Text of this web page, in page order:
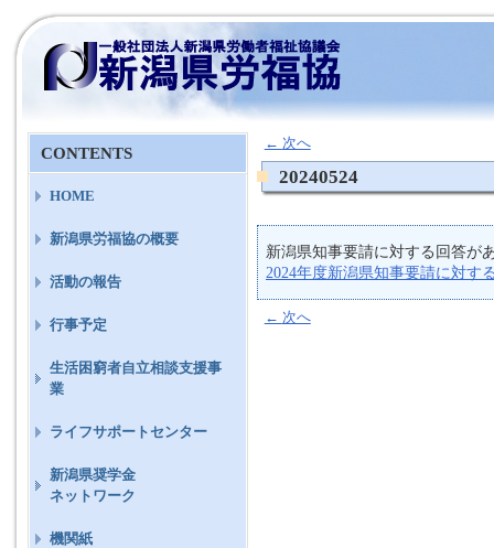
← 次へ
20240524
新潟県知事要請に対する回答が
2024年度新潟県知事要請に対す
← 次へ
CONTENTS
HOME
新潟県労福協の概要
活動の報告
行事予定
生活困窮者自立相談支援事
業
ライフサポートセンター
新潟県奨学金
ネットワーク
機関紙